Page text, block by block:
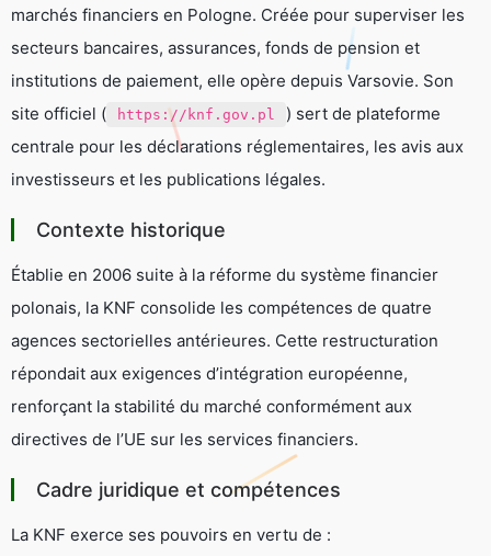
marchés financiers en Pologne. Créée pour superviser les
secteurs bancaires, assurances, fonds de pension et
institutions de paiement, elle opère depuis Varsovie. Son
site officiel (
https://knf.gov.pl
) sert de plateforme
centrale pour les déclarations réglementaires, les avis aux
investisseurs et les publications légales.
Contexte historique
Établie en 2006 suite à la réforme du système financier
polonais, la KNF consolide les compétences de quatre
agences sectorielles antérieures. Cette restructuration
répondait aux exigences d’intégration européenne,
renforçant la stabilité du marché conformément aux
directives de l’UE sur les services financiers.
Cadre juridique et compétences
La KNF exerce ses pouvoirs en vertu de :